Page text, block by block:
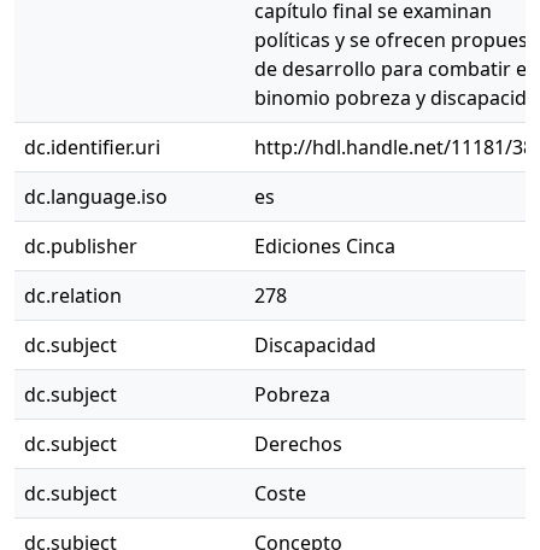
capítulo final se examinan
políticas y se ofrecen
de desarrollo para combatir el
binomio pobreza y
dc.identifier.uri
http://hdl.handle.net/11181/
dc.language.iso
es
dc.publisher
Ediciones Cinca
dc.relation
278
dc.subject
Discapacidad
dc.subject
Pobreza
dc.subject
Derechos
dc.subject
Coste
dc.subject
Concepto